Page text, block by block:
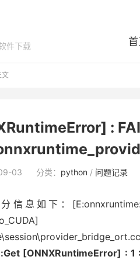
件下载
文
:
03 分类： python / 问题记录
息如下：
[ONNXRuntimeError] :